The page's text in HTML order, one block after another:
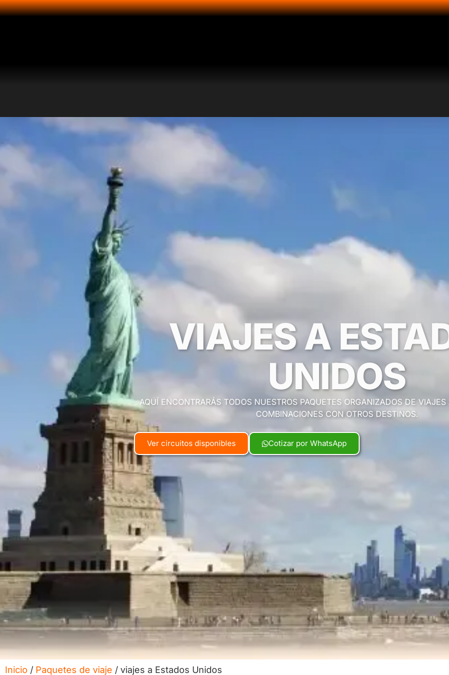
VIAJES A
UNIDOS
AQUÍ ENCONTRARÁS TODOS NUESTROS PAQUETES ORGANIZADOS DE
COMBINACIONES CON OTROS DESTINOS.
Ver circuitos disponibles Cotizar por WhatsApp
Inicio / Paquetes de viaje / viajes a Estados Unidos